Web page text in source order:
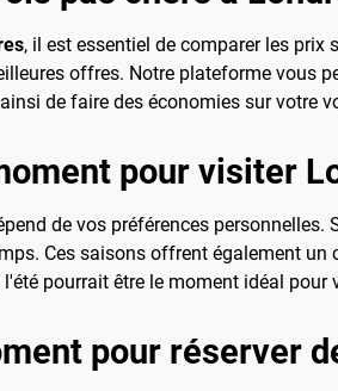
, il est essentiel de comparer les
offres. Notre plateforme vous
de faire des économies sur votre
pour visiter
de vos préférences
Ces saisons offrent également
pourrait être le moment idéal pour
pour réserver